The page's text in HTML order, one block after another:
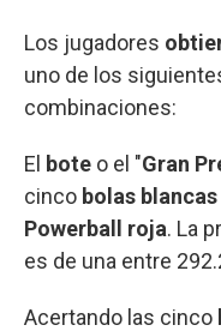
Los jugadores
uno de los
combinaciones:
El bote o el "Gran
cinco bolas blancas
Powerball roja. La
es de una entre
Acertando las cinco